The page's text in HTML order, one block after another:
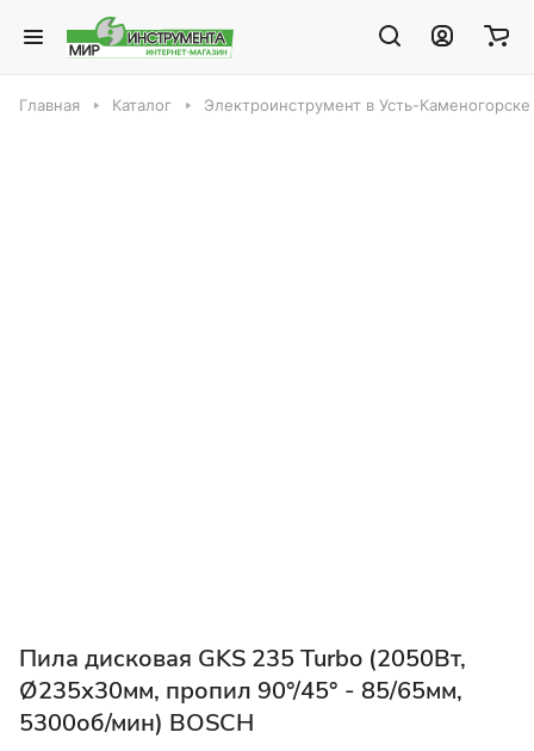
Главная Каталог Электроинструмент в Усть-Каменогорске
Пила дисковая GKS 235 Turbo (2050Вт,
Ø235х30мм, пропил 90°/45° - 85/65мм,
5300об/мин) BOSCH